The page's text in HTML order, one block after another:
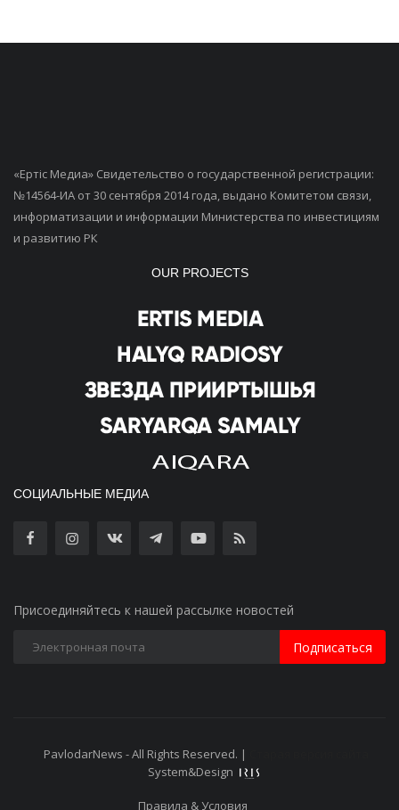
«Ертiс Медиа» Свидетельство о государственной регистрации:
№14564-ИА от 30 сентября 2014 года, выдано Комитетом связи,
информатизации и информации Министерства по инвестициям
и развитию РК
OUR PROJECTS
СОЦИАЛЬНЫЕ МЕДИА
Присоединяйтесь к нашей рассылке новостей
Подписаться
PavlodarNews - All Rights Reserved. |
System&Design
Правила & Условия